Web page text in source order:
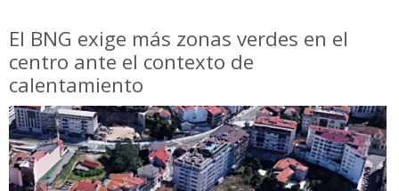
El BNG exige más zonas verdes en el
centro ante el contexto de
calentamiento